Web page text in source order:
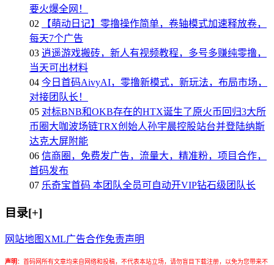
要火爆全网！
02
【萌动日记】零撸操作简单，卷轴模式加速释放卷，
每天7个广告
03 逍遥游戏搬砖，新人有视频教程，多号多赚纯零撸，
当天可出材料
04 今日首码AivyAI，零撸新模式，新玩法，布局市场，
对接团队长！
05 对标BNB和OKB存在的HTX诞生了原火币回归3大所
币圈大咖波场链TRX创始人孙宇晨控股站台并登陆纳斯
达克大屏附能
06 信商圈，免费发广告，流量大，精准粉，项目合作，
首码发布
07 乐奇宝首码 本团队全员可自动开VIP钻石级团队长
目录[+]
网站地图 XML广告合作免责声明
声明： 首码网所有文章均来自网络和投稿，不代表本站立场，请勿盲目下载注册，以免为您带来不